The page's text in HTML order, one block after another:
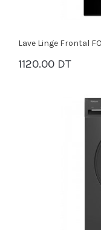
Lave Linge Frontal
1120.00 DT
PANIER